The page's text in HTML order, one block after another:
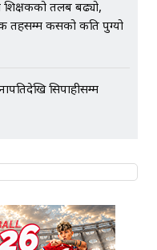
शिक्षकको तलब बढ्यो,
तहसम्म कसको कति पुग्यो
सिपाहीसम्म